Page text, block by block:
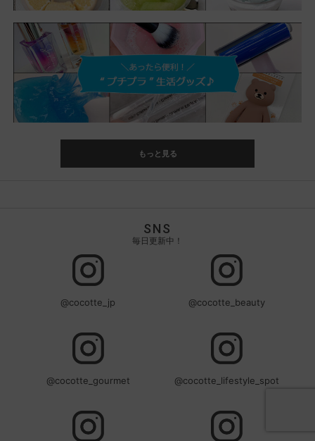
もっと見る
SNS
毎日更新中！
@cocotte_jp @cocotte_beauty
@cocotte_gourmet @cocotte_lifestyle_spot